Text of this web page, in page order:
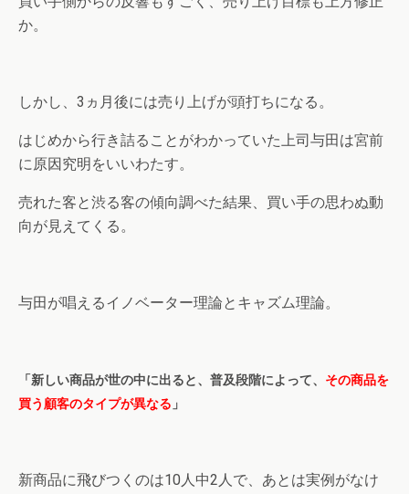
か。
しかし、3ヵ月後には売り上げが頭打ちになる。
はじめから行き詰ることがわかっていた上司与田は宮前
に原因究明をいいわたす。
売れた客と渋る客の傾向調べた結果、買い手の思わぬ動
向が見えてくる。
与田が唱えるイノベーター理論とキャズム理論。
「新しい商品が世の中に出ると、普及段階によって、 その商品を
買う顧客のタイプが異なる 」
新商品に飛びつくのは10人中2人で、あとは実例がなけ